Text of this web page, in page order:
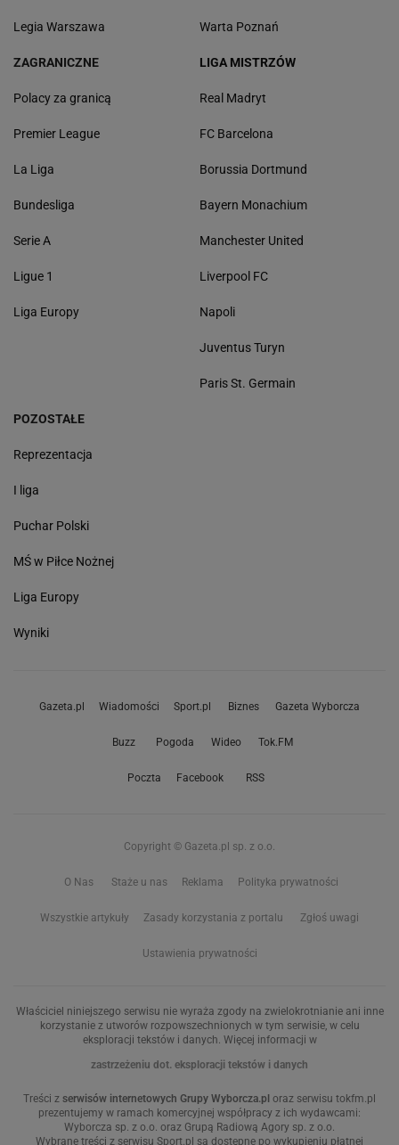
Legia Warszawa Warta Poznań
ZAGRANICZNE
Polacy za granicą
Premier League
La Liga
Bundesliga
Serie A
Ligue 1
Liga Europy
LIGA MISTRZÓW
Real Madryt
FC Barcelona
Borussia Dortmund
Bayern Monachium
Manchester United
Liverpool FC
Napoli
Juventus Turyn
Paris St. Germain
POZOSTAŁE
Reprezentacja
I liga
Puchar Polski
MŚ w Piłce Nożnej
Liga Europy
Wyniki
Gazeta.pl Wiadomości Sport.pl Biznes Gazeta Wyborcza
Buzz Pogoda Wideo Tok.FM
Poczta Facebook RSS
Copyright © Gazeta.pl sp. z o.o.
O Nas Staże u nas Reklama Polityka prywatności
Wszystkie artykuły Zasady korzystania z portalu Zgłoś uwagi
Ustawienia prywatności
Właściciel niniejszego serwisu nie wyraża zgody na zwielokrotnianie ani inne
korzystanie z utworów rozpowszechnionych w tym serwisie, w celu
eksploracji tekstów i danych. Więcej informacji w
zastrzeżeniu dot. eksploracji tekstów i danych
Treści z serwisów internetowych Grupy Wyborcza.pl oraz serwisu tokfm.pl
prezentujemy w ramach komercyjnej współpracy z ich wydawcami:
Wyborcza sp. z o.o. oraz Grupą Radiową Agory sp. z o.o.
Wybrane treści z serwisu Sport.pl są dostępne po wykupieniu płatnej